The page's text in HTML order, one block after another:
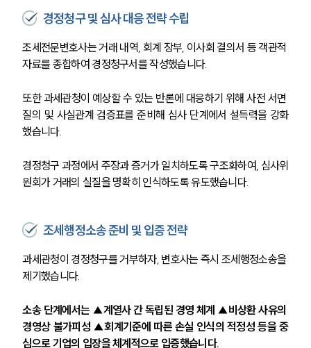
경정청구 및 심사 대응 전략 수립
조세전문변호사는 거래 내역, 회계 장부, 이사회 결의서 등 객관적
자료를 종합하여 경정청구서를 작성했습니다.
또한 과세관청이 예상할 수 있는 반론에 대응하기 위해 사전 서면
질의 및 사실관계 검증표를 준비해 심사 단계에서 설득력을 강화
했습니다.
경정청구 과정에서 주장과 증거가 일치하도록 구조화하여, 심사위
원회가 거래의 실질을 명확히 인식하도록 유도했습니다.
조세행정소송 준비 및 입증 전략
과세관청이 경정청구를 거부하자, 변호사는 즉시 조세행정소송을
제기했습니다.
소송 단계에서는 ▲계열사 간 독립된 경영 체계 ▲비상환 사유의
경영상 불가피성 ▲회계기준에 따른 손실 인식의 적정성 등을 중
심으로 기업의 입장을 체계적으로 입증했습니다.